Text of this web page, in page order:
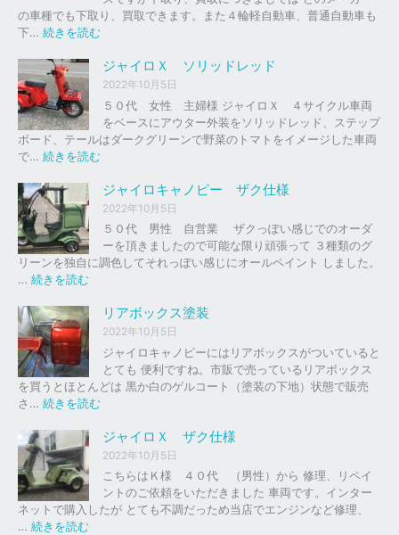
の車種でも下取り、買取できます。また４輪軽自動車、普通自動車も
下… 続きを読む
ャ
イ
ロ
以
外
の
イ
ク
車
下
、
買
取
を
は
ま
し
た
。
ジャイロＸ ソリッドレッド
2022年10月5日
５０代 女性 主婦様 ジャイロＸ ４サイクル車両
をベースにアウター外装をソリッドレッド、ステップ
ボード、テールはダークグリーンで野菜のトマトをイメージした車両
で… 続きを読む
ャ
イ
ロ
ッ
ド
ッ
ド
ジャイロキャノピー ザク仕様
2022年10月5日
５０代 男性 自営業 ザクっぽい感じでのオーダ
ーを頂きましたので可能な限り頑張って ３種類のグ
リーンを独自に調色してそれっぽい感じにオールペイント しました。
… 続きを読む
イ
ロ
キ
ャ
ノ
ピ
ー
ザ
ク
仕
様
リアボックス塗装
2022年10月5日
ジャイロキャノピーにはリアボックスがついていると
とても 便利ですね。市販で売っているリアボックス
を買うとほとんどは 黒か白のゲルコート（塗装の下地）状態で販売
さ… 続きを読む
ア
ボ
ッ
ク
ス
ジャイロＸ ザク仕様
2022年10月5日
こちらはＫ様 ４０代 （男性）から 修理、リペイ
ントのご依頼をいただきました 車両です。インター
ネットで購入したが とても不調だっため当店でエンジンなど修理、
… 続きを読む